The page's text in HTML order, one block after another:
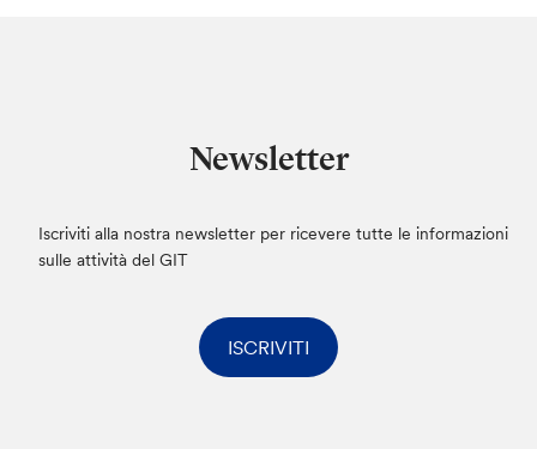
Newsletter
Iscriviti alla nostra newsletter per ricevere tutte le informazioni
sulle attività del GIT
ISCRIVITI